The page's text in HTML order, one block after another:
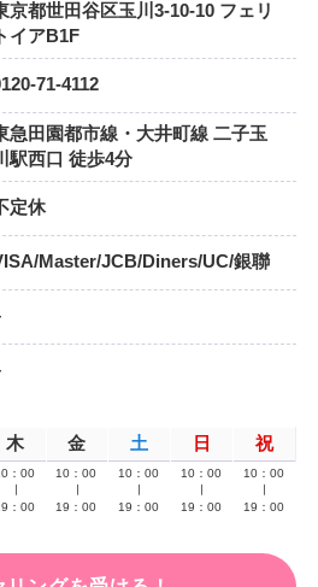
京都世田谷区玉川3-10-10 フェリ
トイアB1F
71-4112
急田園都市線・大井町線 二子玉
駅西口 徒歩4分
定休
Master/JCB/Diners/UC/銀聯
木 金 土 日 祝
：00
：00
10：00
19：00
10：00
19：00
10：00
19：00
10：00
19：00